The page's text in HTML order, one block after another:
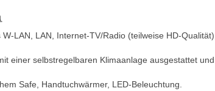
W-LAN, LAN, Internet-TV/Radio (teilweise HD-
einer selbstregelbaren Klimaanlage ausgestattet
Safe, Handtuchwärmer, LED-Beleuchtung.